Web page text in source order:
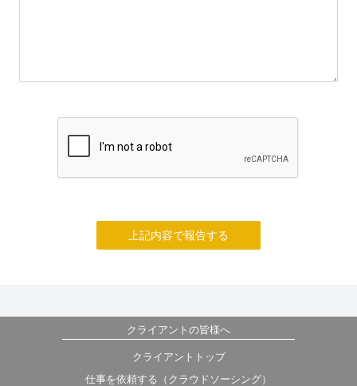
上記内容で報告する
クライアントの皆様へ
クライアントトップ
仕事を依頼する（クラウドソーシング）